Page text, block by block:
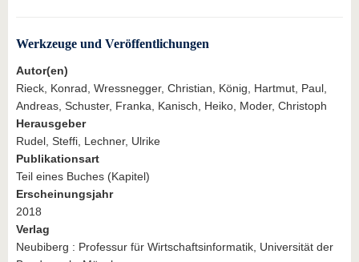
Werkzeuge und Veröffentlichungen
Autor(en)
Rieck, Konrad, Wressnegger, Christian, König, Hartmut, Paul,
Andreas, Schuster, Franka, Kanisch, Heiko, Moder, Christoph
Herausgeber
Rudel, Steffi, Lechner, Ulrike
Publikationsart
Teil eines Buches (Kapitel)
Erscheinungsjahr
2018
Verlag
Neubiberg : Professur für Wirtschaftsinformatik, Universität der